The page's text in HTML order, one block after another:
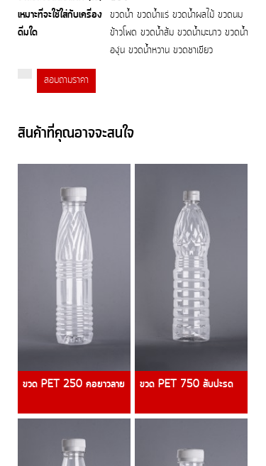
เหมาะที่จะใช้ใส่กับเครื่อง
ดื่มใด
ขวดน้ำ ขวดน้ำแร่ ขวดน้ำผลไม้ ขวดนม
ข้าวโพด ขวดน้ำส้ม ขวดน้ำมะนาว ขวดน้ำ
องุ่น ขวดน้ำหวาน ขวดชาเขียว
สอบถามราคา
สินค้าที่คุณอาจจะสนใจ
ขวด PET 250 คอยาวลาย ขวด PET 750 สับปะรด